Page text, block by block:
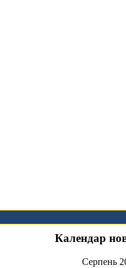
Календар
Серпень